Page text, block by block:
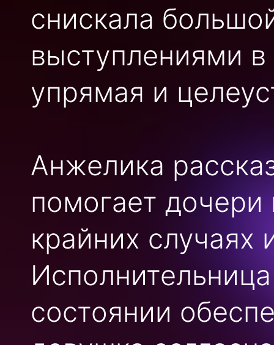
снискала
выступлениями
упрямая и
Анжелика
помогает дочери
крайних случаях
состоянии